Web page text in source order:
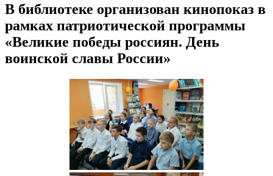
В библиотеке организован кинопоказ в
рамках патриотической программы
«Великие победы россиян. День
воинской славы России»